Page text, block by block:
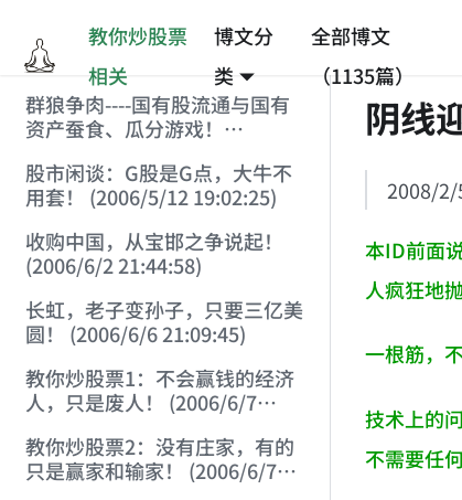
教你炒股票
相关
博文分
类
全部博文
（1135篇）
群狼争肉----国有股流通与国有
资产蚕食、瓜分游戏！
股市闲谈：G股是G点，大牛不
用套！ (2006/5/12 19:02:25)
收购中国，从宝邯之争说起！
(2006/6/2 21:44:58)
长虹，老子变孙子，只要三亿美
圆！ (2006/6/6 21:09:45)
教你炒股票1：不会赢钱的经济
人，只是废人！ (2006/6/7
教你炒股票2：没有庄家，有的
只是赢家和输家！ (2006/6/7
阴线
2008/2/
本ID前面
人疯狂地
一根筋，
技术上的
不需要任